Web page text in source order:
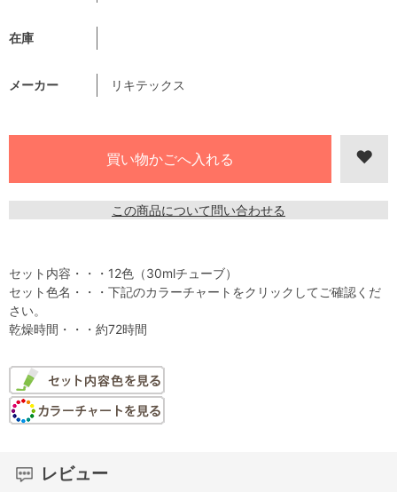
在庫
メーカー リキテックス
この商品について問い合わせる
セット内容・・・12色（30mlチューブ）
セット色名・・・下記のカラーチャートをクリックしてご確認くだ
さい。
乾燥時間・・・約72時間
レビュー